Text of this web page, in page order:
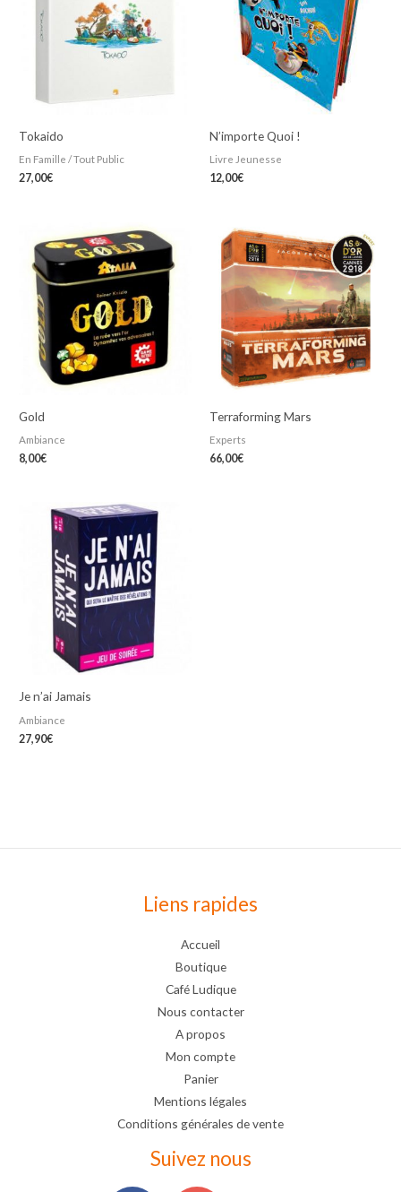
Tokaido
En Famille / Tout Public
27,00€
N’importe Quoi !
Livre Jeunesse
12,00€
Gold
Ambiance
8,00€
Terraforming Mars
Experts
66,00€
Je n’ai Jamais
Ambiance
27,90€
Liens rapides
Accueil
Boutique
Café Ludique
Nous contacter
A propos
Mon compte
Panier
Mentions légales
Conditions générales de vente
Suivez nous